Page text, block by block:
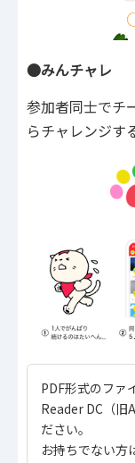
●みんチャレ
参加者同士でチ
らチャレンジす
PDF形式のファ
Reader DC（旧
ださい。
お持ちでない方